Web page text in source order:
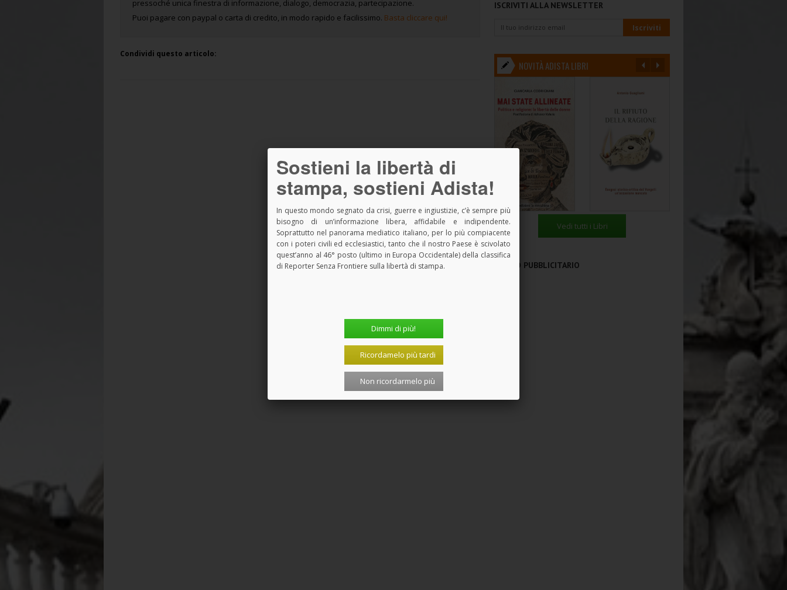
pressoché unica finestra di informazione, dialogo, democrazia, partecipazione.
Puoi pagare con paypal o carta di credito, in modo rapido e facilissimo. Basta cliccare qui!
Condividi questo articolo:
ISCRIVITI ALLA NEWSLETTER
NOVITÀ ADISTA LIBRI
Vedi tutti i Libri
SPAZIO PUBBLICITARIO
Sostieni la libertà di
stampa, sostieni Adista!
In questo mondo segnato da crisi, guerre e ingiustizie, c’è sempre più
bisogno di un’informazione libera, affidabile e indipendente.
Soprattutto nel panorama mediatico italiano, per lo più compiacente
con i poteri civili ed ecclesiastici, tanto che il nostro Paese è scivolato
quest’anno al 46° posto (ultimo in Europa Occidentale) della classifica
di Reporter Senza Frontiere sulla libertà di stampa.
Dimmi di più!
Ricordamelo più tardi
Non ricordarmelo più